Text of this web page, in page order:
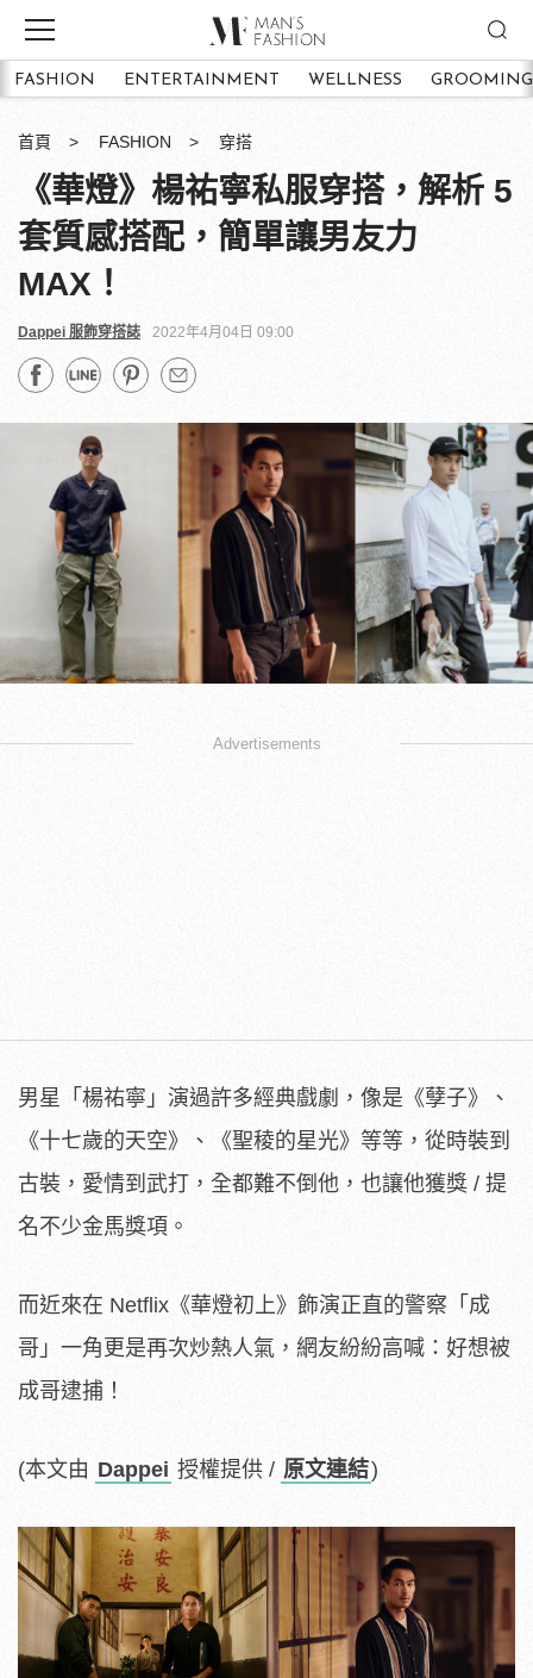
FASHION ENTERTAINMENT WELLNESS GROOMING
首頁 FASHION 穿搭
《華燈》楊祐寧私服穿搭，解析 5
套質感搭配，簡單讓男友力
MAX！
Dappei 服飾穿搭誌 2022年4月04日 09:00
Advertisements
男星「楊祐寧」演過許多經典戲劇，像是《孽子》、
《十七歲的天空》、《聖稜的星光》等等，從時裝到
古裝，愛情到武打，全都難不倒他，也讓他獲獎 / 提
名不少金馬獎項。
而近來在 Netflix《華燈初上》飾演正直的警察「成
哥」一角更是再次炒熱人氣，網友紛紛高喊：好想被
成哥逮捕！
(本文由 Dappei 授權提供 / 原文連結)